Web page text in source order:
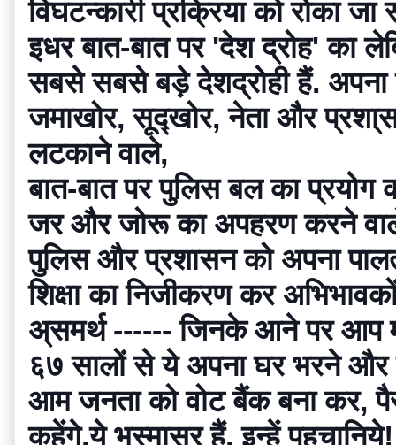
विघटन्कारी प्रक्रिया को रोका
इधर बात-बात पर 'देश द्रोह' का
सबसे सबसे बड़े देशद्रोही हैं. अपना
जमाखोर, सूद्खोर, नेता और
लटकाने वाले,
बात-बात पर पुलिस बल का
जर और जोरू का अपहरण करने वाले
पुलिस और प्रशासन को अपना
शिक्षा का निजीकरण कर
अ्समर्थ ------ जिनके आने पर आप
६७ सालों से ये अपना घर भरने और
आम जनता को वोट बैंक बना कर,
कहेंगे.ये भस्मासुर हैं. इन्हें पहचानिये!